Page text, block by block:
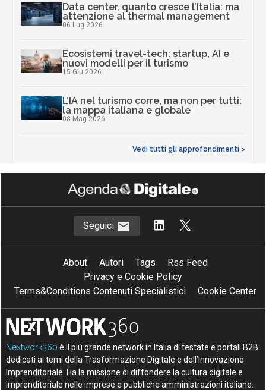
Data center, quanto cresce l’Italia: ma
attenzione al thermal management
06 Lug 2026
Ecosistemi travel-tech: startup, AI e
nuovi modelli per il turismo
15 Giu 2026
L’IA nel turismo corre, ma non per tutti:
la mappa italiana e globale
08 Mag 2026
Vedi tutti gli approfondimenti >
Seguici
About Autori Tags
Rss Feed
Privacy e Cookie Policy
Terms&Conditions Contenuti Specialistici
Cookie Center
Nextwork360 è il più grande network in Italia di testate e portali B2B
dedicati ai temi della Trasformazione Digitale e dell’Innovazione
Imprenditoriale. Ha la missione di diffondere la cultura digitale e
imprenditoriale nelle imprese e pubbliche amministrazioni italiane.